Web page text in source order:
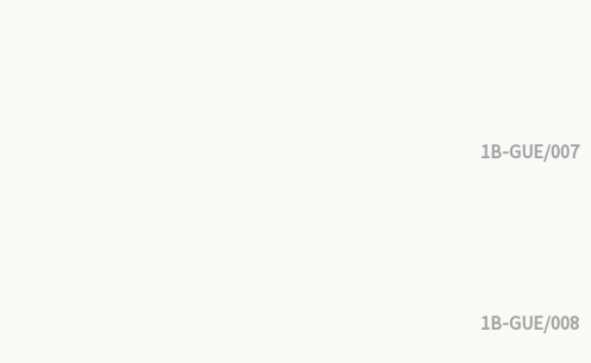
1B-GUE/007
1B-GUE/008